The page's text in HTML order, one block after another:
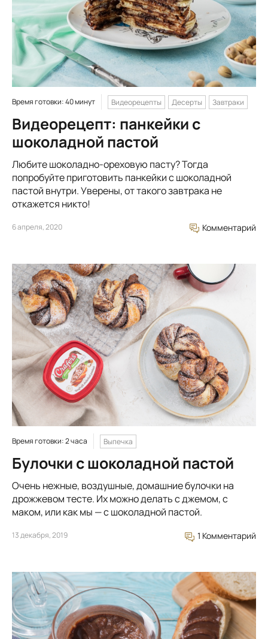
Время готовки: 40 минут Видеорецепты Десерты Завтраки
Видеорецепт: панкейки с
шоколадной пастой
Любите шоколадно-ореховую пасту? Тогда
попробуйте приготовить панкейки с шоколадной
пастой внутри. Уверены, от такого завтрака не
откажется никто!
6 апреля, 2020 Комментарий
Время готовки: 2 часа Выпечка
Булочки с шоколадной пастой
Очень нежные, воздушные, домашние булочки на
дрожжевом тесте. Их можно делать с джемом, с
маком, или как мы — с шоколадной пастой.
13 декабря, 2019 1 Комментарий